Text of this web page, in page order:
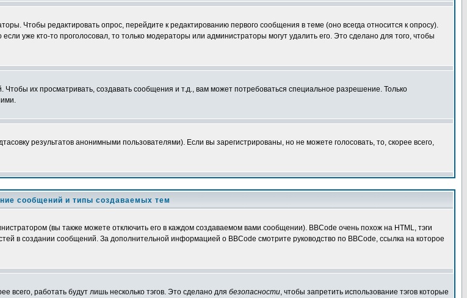
Чтобы редактировать опрос, перейдите к редактированию первого сообщения в теме (оно всегда относится к опросу).
уже кто-то проголосовал, то только модераторы или администраторы могут удалить его. Это сделано для того, чтобы
их просматривать, создавать сообщения и т.д., вам может потребоваться специальное разрешение. Только
результатов анонимными пользователями). Если вы зарегистрированы, но не можете голосовать, то, скорее всего,
сообщений и типы создаваемых тем
(вы также можете отключить его в каждом создаваемом вами сообщении). BBCode очень похож на HTML, тэги
в создании сообщений. За дополнительной информацией о BBCode смотрите руководство по BBCode, ссылка на которое
всего, работать будут лишь несколько тэгов. Это сделано для безопасности, чтобы запретить использование тэгов которые